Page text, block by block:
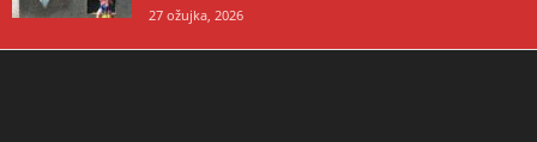
27 ožujka, 2026